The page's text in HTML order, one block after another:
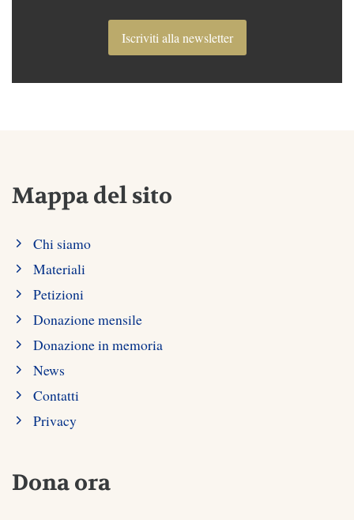
Iscriviti alla newsletter
Mappa del sito
Chi siamo
Materiali
Petizioni
Donazione mensile
Donazione in memoria
News
Contatti
Privacy
Dona ora